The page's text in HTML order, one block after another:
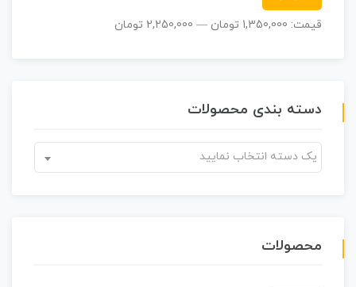
قیمت:1,350,000 تومان —2,250,000 تومان
دسته بندی محصولات
یک دسته انتخاب نمایید
محصولات